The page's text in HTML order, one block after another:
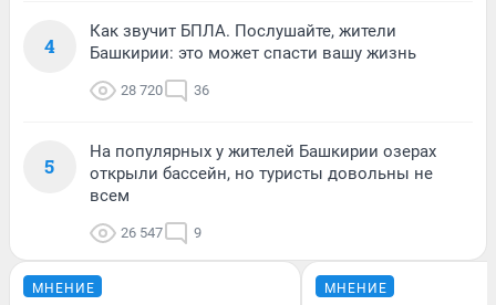
4
Как звучит БПЛА. Послушайте, жители
Башкирии: это может спасти вашу жизнь
28 720 36
5
На популярных у жителей Башкирии озерах
открыли бассейн, но туристы довольны не
всем
26 547 9
МНЕНИЕ МНЕНИЕ